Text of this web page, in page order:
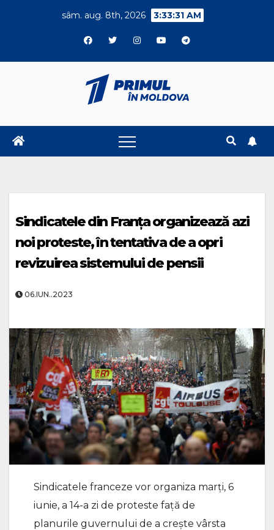
sâm. aug. 8th, 2026 3:33:31 AM
Sindicatele din Franța organizează azi
noi proteste, în tentativa de a opri
revizuirea sistemului de pensii
06.IUN..2023
Sindicatele franceze vor organiza marţi, 6
iunie, a 14-a zi de proteste față de
planurile guvernului de a creşte vârsta